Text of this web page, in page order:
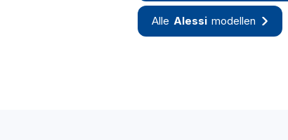
Alle Alessi modellen